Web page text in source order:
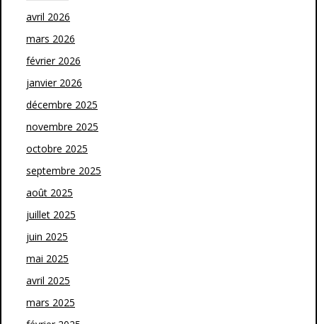
avril 2026
mars 2026
février 2026
janvier 2026
décembre 2025
novembre 2025
octobre 2025
septembre 2025
août 2025
juillet 2025
juin 2025
mai 2025
avril 2025
mars 2025